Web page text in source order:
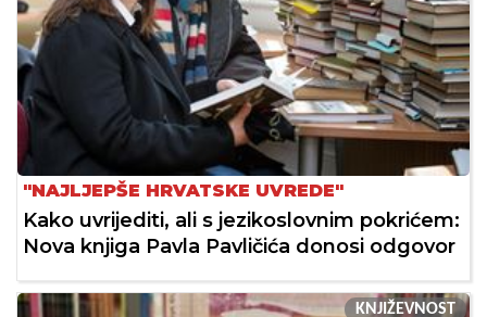
"NAJLJEPŠE HRVATSKE UVREDE"
Kako uvrijediti, ali s jezikoslovnim pokrićem:
Nova knjiga Pavla Pavličića donosi odgovor
KNJIŽEVNOST